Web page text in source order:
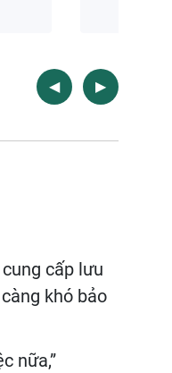
cấp lưu
khó bảo
nữa,”